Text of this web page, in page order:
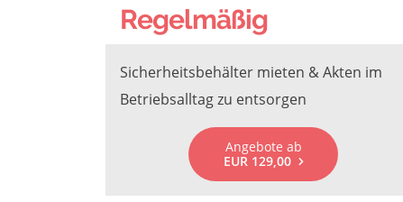
Regelmäßig
Sicherheitsbehälter mieten & Akten im
Betriebsalltag zu entsorgen
Angebote ab
EUR 129,00